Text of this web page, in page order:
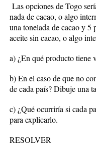
Las opciones de Togo
nada de cacao, o algo
una tonelada de cacao y 5
aceite sin cacao, o algo
a) ¿En qué producto tiene
b) En el caso de que no
de cada país? Dibuje una
c) ¿Qué ocurriría si cada
para explicarlo.
RESOLVER